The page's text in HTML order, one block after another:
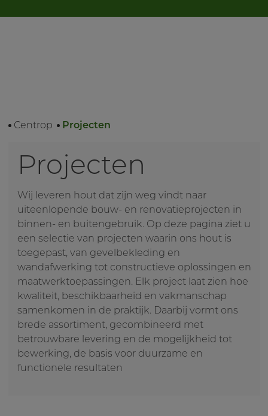
Centrop Projecten
Projecten
Wij leveren hout dat zijn weg vindt naar
uiteenlopende bouw- en renovatieprojecten in
binnen- en buitengebruik. Op deze pagina ziet u
een selectie van projecten waarin ons hout is
toegepast, van gevelbekleding en
wandafwerking tot constructieve oplossingen en
maatwerktoepassingen. Elk project laat zien hoe
kwaliteit, beschikbaarheid en vakmanschap
samenkomen in de praktijk. Daarbij vormt ons
brede assortiment, gecombineerd met
betrouwbare levering en de mogelijkheid tot
bewerking, de basis voor duurzame en
functionele resultaten